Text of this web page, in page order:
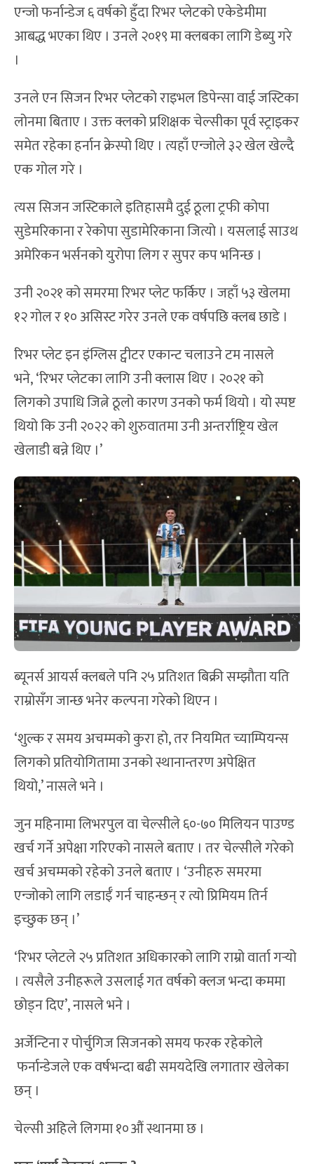
एन्जो फर्नान्डेज ६ वर्षको हुँदा रिभर प्लेटको एकेडेमीमा
आबद्ध भएका थिए । उनले २०१९ मा क्लबका लागि डेब्यु गरे
।
उनले एन सिजन रिभर प्लेटको राइभल डिपेन्सा वाई जस्टिका
लोनमा बिताए । उक्त क्लको प्रशिक्षक चेल्सीका पूर्व स्ट्राइकर
समेत रहेका हर्नान क्रेस्पो थिए । त्यहाँ एन्जोले ३२ खेल खेल्दै
एक गोल गरे ।
त्यस सिजन जस्टिकाले इतिहासमै दुई ठूला ट्रफी कोपा
सुडेमरिकाना र रेकोपा सुडामेरिकाना जित्यो । यसलाई साउथ
अमेरिकन भर्सनको युरोपा लिग र सुपर कप भनिन्छ ।
उनी २०२१ को समरमा रिभर प्लेट फर्किए । जहाँ ५३ खेलमा
१२ गोल र १० असिस्ट गरेर उनले एक वर्षपछि क्लब छाडे ।
रिभर प्लेट इन इंग्लिस ट्वीटर एकान्ट चलाउने टम नासले
भने, ‘रिभर प्लेटका लागि उनी क्लास थिए । २०२१ को
लिगको उपाधि जित्ने ठूलो कारण उनको फर्म थियो । यो स्पष्ट
थियो कि उनी २०२२ को शुरुवातमा उनी अन्तर्राष्ट्रिय खेल
खेलाडी बन्ने थिए ।’
ब्यूनर्स आयर्स क्लबले पनि २५ प्रतिशत बिक्री सम्झौता यति
राम्रोसँग जान्छ भनेर कल्पना गरेको थिएन ।
‘शुल्क र समय अचम्मको कुरा हो, तर नियमित च्याम्पियन्स
लिगको प्रतियोगितामा उनको स्थानान्तरण अपेक्षित
थियो,’ नासले भने ।
जुन महिनामा लिभरपुल वा चेल्सीले ६०-७० मिलियन पाउण्ड
खर्च गर्ने अपेक्षा गरिएको नासले बताए । तर चेल्सीले गरेको
खर्च अचम्मको रहेको उनले बताए । ‘उनीहरु समरमा
एन्जोको लागि लडाईँ गर्न चाहन्छन् र त्यो प्रिमियम तिर्न
इच्छुक छन् ।’
‘रिभर प्लेटले २५ प्रतिशत अधिकारको लागि राम्रो वार्ता गर्‍यो
। त्यसैले उनीहरूले उसलाई गत वर्षको क्लज भन्दा कममा
छोड्न दिए’, नासले भने ।
अर्जेन्टिना र पोर्चुगिज सिजनको समय फरक रहेकोले
फर्नान्डेजले एक वर्षभन्दा बढी समयदेखि लगातार खेलेका
छन् ।
चेल्सी अहिले लिगमा १०औं स्थानमा छ ।